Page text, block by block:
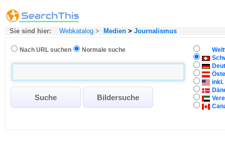
Sie sind hier: Webkatalog > Medien > Journalismus
Nach URL suchen Normale suche
inkl.